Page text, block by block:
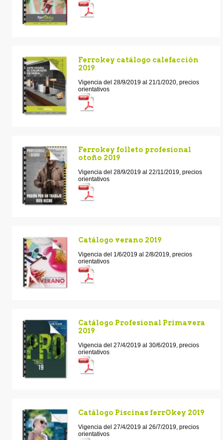
Ferrokey catálogo calefacción
2019
Vigencia del 28/9/2019 al 21/1/2020, precios
orientativos
Ferrokey folleto profesional
otoño 2019
Vigencia del 28/9/2019 al 22/11/2019, precios
orientativos
Catálogo verano 2019
Vigencia del 1/6/2019 al 2/8/2019, precios
orientativos
Catálogo Profesional Primavera
2019
Vigencia del 27/4/2019 al 30/6/2019, precios
orientativos
Catálogo Piscinas ferrOkey 2019
Vigencia del 27/4/2019 al 26/7/2019, precios
orientativos